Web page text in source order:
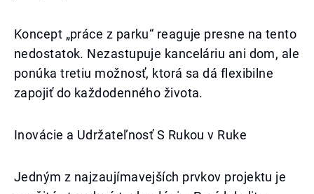
Koncept „práce z parku“ reaguje presne na tento
nedostatok. Nezastupuje kanceláriu ani dom, ale
ponúka tretiu možnosť, ktorá sa dá flexibilne
zapojiť do každodenného života.
Inovácie a Udržateľnosť S Rukou v Ruke
Jedným z najzaujímavejších prvkov projektu je